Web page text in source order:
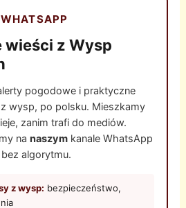
wieści z Wysp
pogodowe i praktyczne
wysp, po polsku. Mieszkamy
zanim trafi do mediów.
nanaszym kanale WhatsApp
algorytmu.
z wysp: bezpieczeństwo,